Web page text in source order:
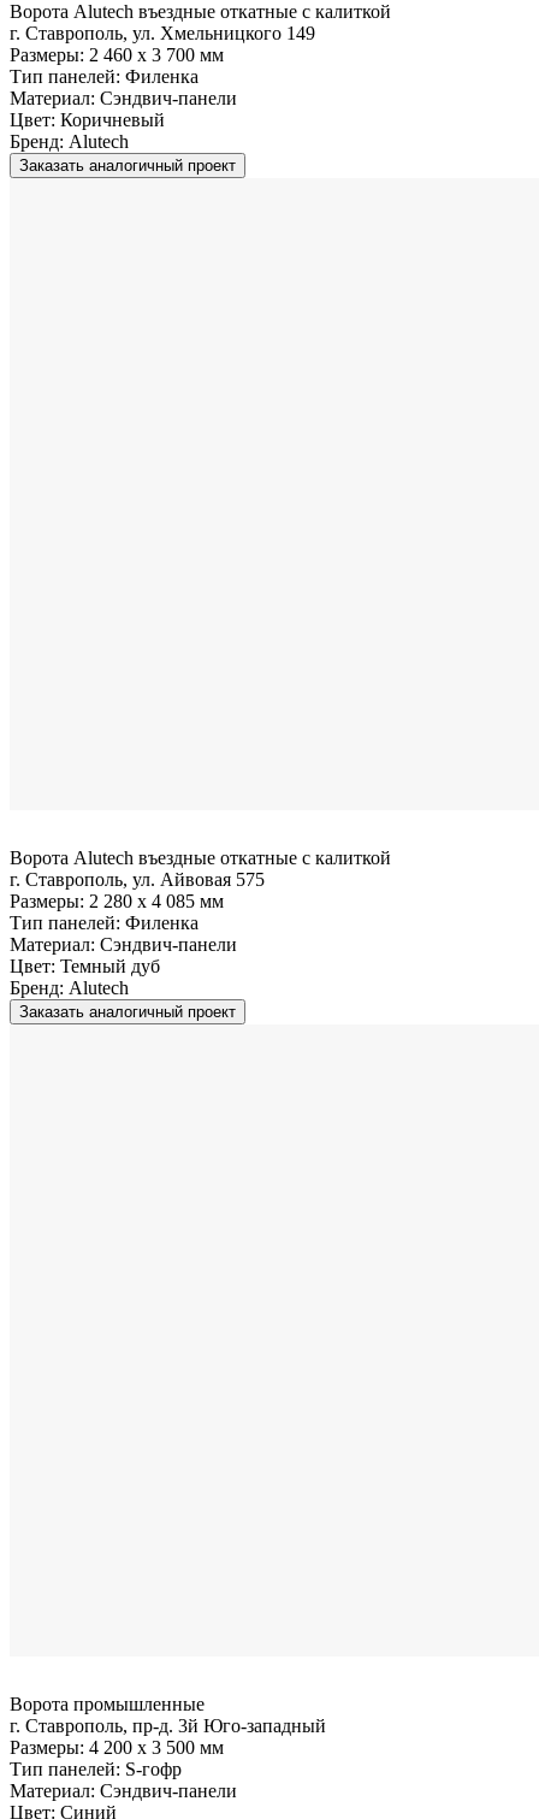
Ворота Alutech въездные откатные с калиткой
г. Ставрополь, ул. Хмельницкого 149
Размеры: 2 460 x 3 700 мм
Тип панелей: Филенка
Материал: Сэндвич-панели
Цвет: Коричневый
Бренд: Alutech
Заказать аналогичный проект
Ворота Alutech въездные откатные с калиткой
г. Ставрополь, ул. Айвовая 575
Размеры: 2 280 x 4 085 мм
Тип панелей: Филенка
Материал: Сэндвич-панели
Цвет: Темный дуб
Бренд: Alutech
Заказать аналогичный проект
Ворота промышленные
г. Ставрополь, пр-д. 3й Юго-западный
Размеры: 4 200 x 3 500 мм
Тип панелей: S-гофр
Материал: Сэндвич-панели
Цвет: Синий